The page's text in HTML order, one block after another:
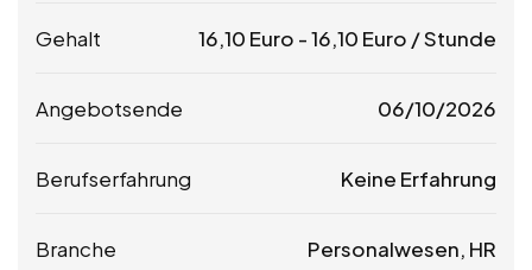
Gehalt 16,10 Euro -16,10 Euro / Stunde
Angebotsende 06/10/2026
Berufserfahrung Keine Erfahrung
Branche Personalwesen, HR